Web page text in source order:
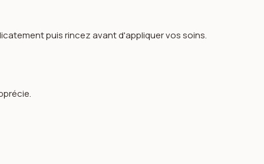
puis rincez avant d'appliquer vos soins.